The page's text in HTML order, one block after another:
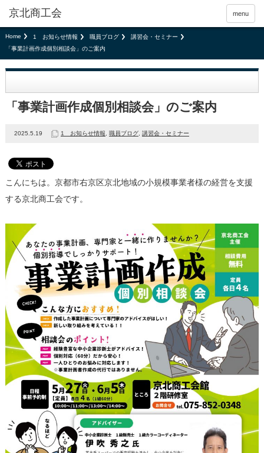
京北商工会 menu
Home 1 お知らせ情報 職員ブログ
講習会・セミナー
「事業計画作成個別相談会」のご案内
「事業計画作成個別相談会」のご案内
2025.5.19 1 お知らせ情報 職員ブログ, 講習会・セミナー
こんにちは。京都市右京区京北地域の小規模事業者様の経営を支援
する京北商工会です。